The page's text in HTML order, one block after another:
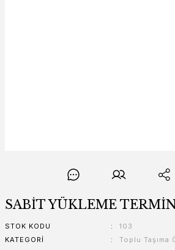
SABİT YÜKLEME
STOK KODU
103
KATEGORI
Toplu Taşıma